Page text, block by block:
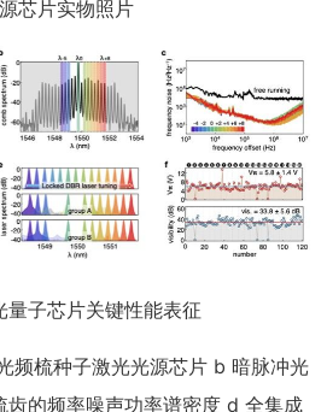
芯片实物照片
量子芯片关键性能表征
频梳种子激光光源芯片 b 暗脉冲光
的频率噪声功率谱密度 d 全集成